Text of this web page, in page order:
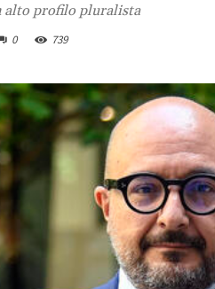
alto profilo pluralista
0 739